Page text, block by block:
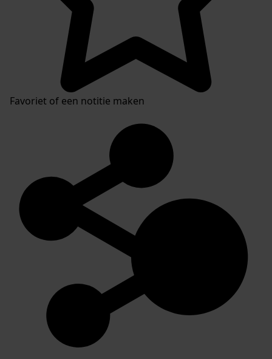
Favoriet of een notitie maken